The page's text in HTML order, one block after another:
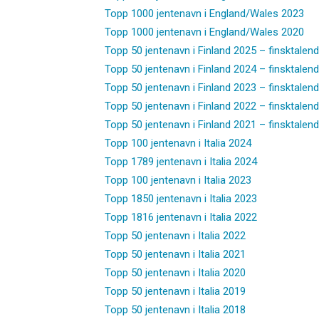
Topp 1000 jentenavn i England/Wales 2023
Topp 1000 jentenavn i England/Wales 2020
Topp 50 jentenavn i Finland 2025 –
Topp 50 jentenavn i Finland 2024 –
Topp 50 jentenavn i Finland 2023 –
Topp 50 jentenavn i Finland 2022 –
Topp 50 jentenavn i Finland 2021 –
Topp 100 jentenavn i Italia 2024
Topp 1789 jentenavn i Italia 2024
Topp 100 jentenavn i Italia 2023
Topp 1850 jentenavn i Italia 2023
Topp 1816 jentenavn i Italia 2022
Topp 50 jentenavn i Italia 2022
Topp 50 jentenavn i Italia 2021
Topp 50 jentenavn i Italia 2020
Topp 50 jentenavn i Italia 2019
Topp 50 jentenavn i Italia 2018